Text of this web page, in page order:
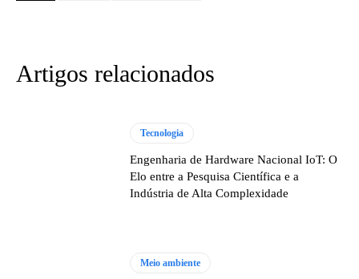
Artigos relacionados
Tecnologia
Engenharia de Hardware Nacional IoT: O
Elo entre a Pesquisa Científica e a
Indústria de Alta Complexidade
Meio ambiente